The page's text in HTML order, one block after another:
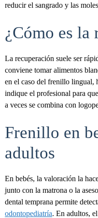
reducir el sangrado y las
¿Cómo es la
La recuperación suele ser
conviene tomar alimentos
en el caso del frenillo lingual,
indique el profesional para
a veces se combina con
Frenillo en
adultos
En bebés, la valoración la
junto con la matrona o la
dental temprana permite
odontopediatría. En adultos,